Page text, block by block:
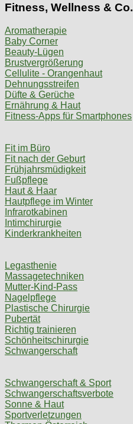
Fitness, Wellness & Co.
Aromatherapie
Baby Corner
Beauty-Lügen
Brustvergrößerung
Cellulite - Orangenhaut
Dehnungsstreifen
Düfte & Gerüche
Ernährung & Haut
Fitness-Apps für Smartphones
Fit im Büro
Fit nach der Geburt
Frühjahrsmüdigkeit
Fußpflege
Haut & Haar
Hautpflege im Winter
Infrarotkabinen
Intimchirurgie
Kinderkrankheiten
Legasthenie
Massagetechniken
Mutter-Kind-Pass
Nagelpflege
Plastische Chirurgie
Pubertät
Richtig trainieren
Schönheitschirurgie
Schwangerschaft
Schwangerschaft & Sport
Schwangerschaftsverbote
Sonne & Haut
Sportverletzungen